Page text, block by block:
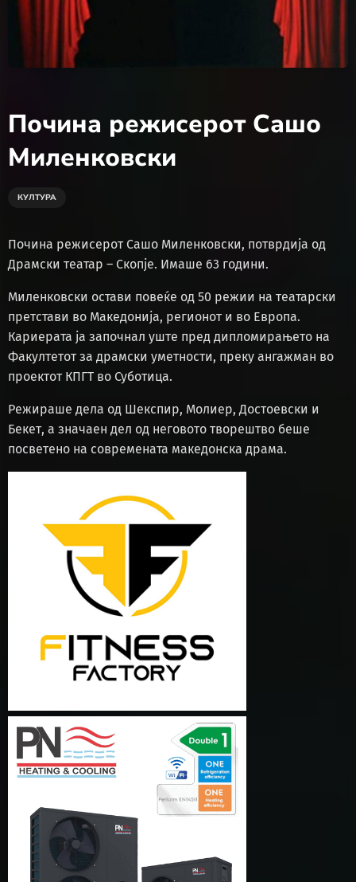
Почина режисерот Сашо
Миленковски
КУЛТУРА
Почина режисерот Сашо Миленковски, потврдија од
Драмски театар – Скопје. Имаше 63 години.
Миленковски остави повеќе од 50 режии на театарски
претстави во Македонија, регионот и во Европа.
Кариерата ја започнал уште пред дипломирањето на
Факултетот за драмски уметности, преку ангажман во
проектот КПГТ во Суботица.
Режираше дела од Шекспир, Молиер, Достоевски и
Бекет, а значаен дел од неговото творештво беше
посветено на современата македонска драма.